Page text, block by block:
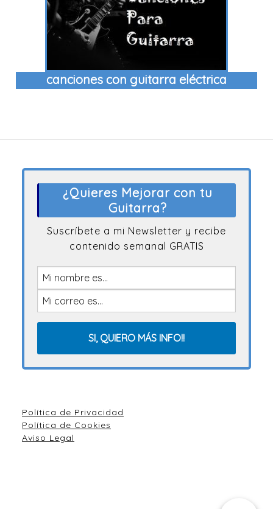
canciones con guitarra eléctrica
¿Quieres Mejorar con tu
Guitarra?
Suscríbete a mi Newsletter y recibe
contenido semanal GRATIS
Política de Privacidad
Política de Cookies
Aviso Legal